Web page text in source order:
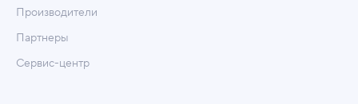
Производители
Партнеры
Сервис-центр